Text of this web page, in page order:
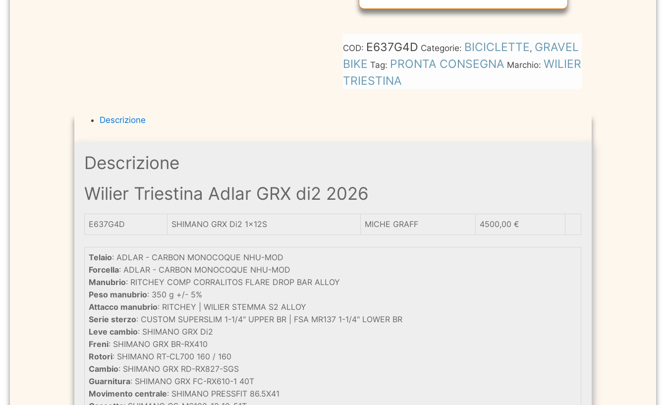
COD: E637G4D Categorie: BICICLETTE, GRAVEL
BIKE Tag: PRONTA CONSEGNA Marchio: WILIER
TRIESTINA
Descrizione
Descrizione
Wilier Triestina Adlar GRX di2 2026
E637G4D SHIMANO GRX Di2 1x12S MICHE GRAFF 4500,00 €
Telaio: ADLAR - CARBON MONOCOQUE NHU-MOD
Forcella: ADLAR - CARBON MONOCOQUE NHU-MOD
Manubrio: RITCHEY COMP CORRALITOS FLARE DROP BAR ALLOY
Peso manubrio: 350 g +/- 5%
Attacco manubrio: RITCHEY | WILIER STEMMA S2 ALLOY
Serie sterzo: CUSTOM SUPERSLIM 1-1/4" UPPER BR | FSA MR137 1-1/4" LOWER BR
Leve cambio: SHIMANO GRX Di2
Freni: SHIMANO GRX BR-RX410
Rotori: SHIMANO RT-CL700 160 / 160
Cambio: SHIMANO GRX RD-RX827-SGS
Guarnitura: SHIMANO GRX FC-RX610-1 40T
Movimento centrale: SHIMANO PRESSFIT 86.5X41